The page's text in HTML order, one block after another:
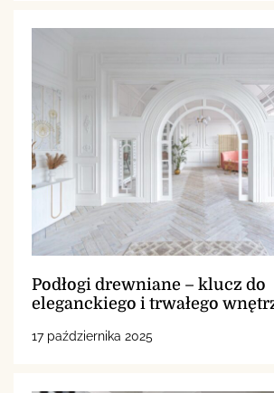
Podłogi drewniane – klucz do
eleganckiego i trwałego
17 października 2025